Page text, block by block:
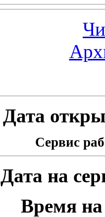
Дата
Сервис
Дата на
Время на